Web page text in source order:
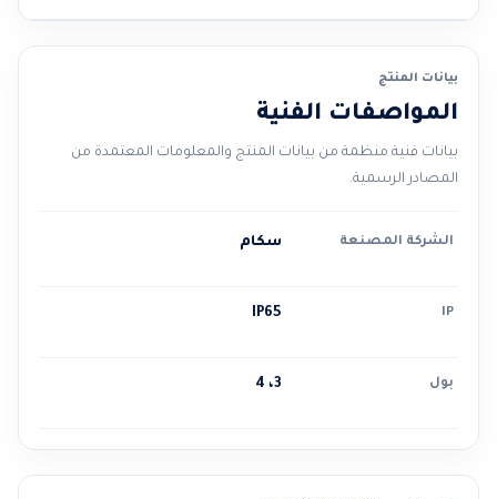
بيانات المنتج
المواصفات الفنية
بيانات فنية منظمة من بيانات المنتج والمعلومات المعتمدة من
المصادر الرسمية.
الشركة المصنعة سكام
IP
IP65
بول 3، 4